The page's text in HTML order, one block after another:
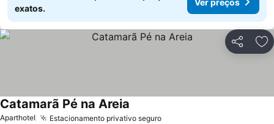
exatos.
Partilhar
Aparthotel Estacionamento privativo seguro
Catamarã Pé na Areia